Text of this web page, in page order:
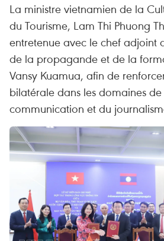
La ministre vietnamien de la
du Tourisme, Lam Thi Phuong
entretenue avec le chef adjoint
de la propagande et de la
Vansy Kuamua, afin de
bilatérale dans les domaines
communication et du